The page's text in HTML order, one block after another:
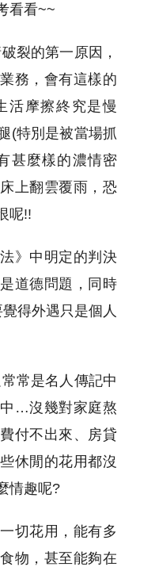
看看~~
裂的第一原因，
務，會有這樣的
摩擦終究是慢
(特別是被當場抓
甚麼樣的濃情密
上翻雲覆雨，恐
呢!!
》中明定的判決
道德問題，同時
得外遇只是個人
常是名人傳記中
…沒幾對家庭熬
付不出來、房貸
休閒的花用都沒
情趣呢?
切花用，能有多
物，甚至能夠在